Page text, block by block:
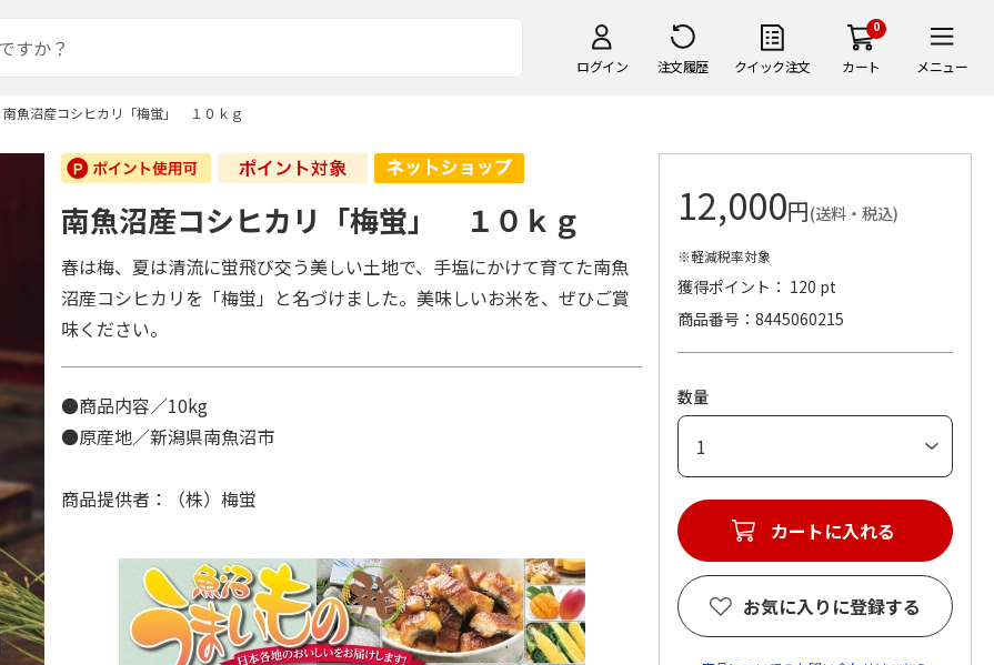
ログイン 注文履歴 クイック注文
0
カート メニュー
南魚沼産コシヒカリ「梅蛍」 １０ｋｇ
南魚沼産コシヒカリ「梅蛍」 １０ｋｇ
春は梅、夏は清流に蛍飛び交う美しい土地で、手塩にかけて育てた南魚
沼産コシヒカリを「梅蛍」と名づけました。美味しいお米を、ぜひご賞
味ください。
●商品内容／10kg
●原産地／新潟県南魚沼市
商品提供者：（株）梅蛍
12,000円(送料・税込)
※軽減税率対象
獲得ポイント： 120 pt
商品番号
8445060215
数量
カートに入れる
お気に入りに登録する